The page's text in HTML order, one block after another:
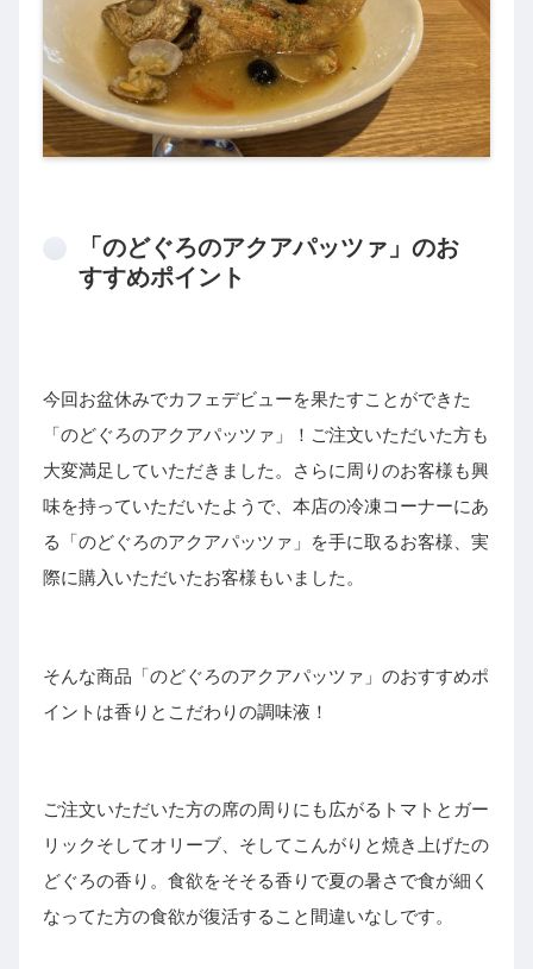
「のどぐろのアクアパッツァ」のお
すすめポイント
今回お盆休みでカフェデビューを果たすことができた
「のどぐろのアクアパッツァ」！ご注文いただいた方も
大変満足していただきました。さらに周りのお客様も興
味を持っていただいたようで、本店の冷凍コーナーにあ
る「のどぐろのアクアパッツァ」を手に取るお客様、実
際に購入いただいたお客様もいました。
そんな商品「のどぐろのアクアパッツァ」のおすすめポ
イントは香りとこだわりの調味液！
ご注文いただいた方の席の周りにも広がるトマトとガー
リックそしてオリーブ、そしてこんがりと焼き上げたの
どぐろの香り。食欲をそそる香りで夏の暑さで食が細く
なってた方の食欲が復活すること間違いなしです。